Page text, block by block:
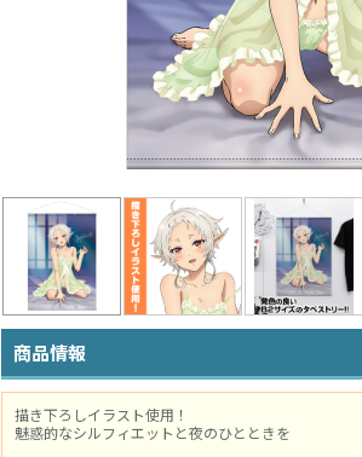
商品情報
描き下ろしイラスト使用！
魅惑的なシルフィエットと夜のひとときを